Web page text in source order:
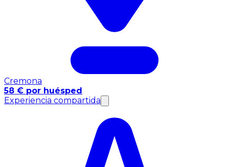
Cremona
58 € por huésped
Experiencia compartida